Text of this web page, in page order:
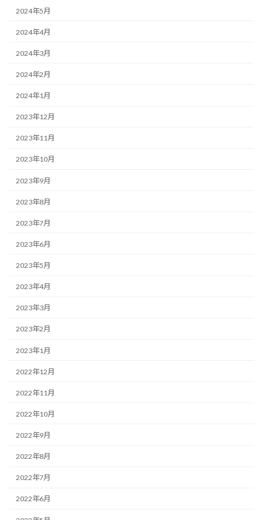
2024年5月
2024年4月
2024年3月
2024年2月
2024年1月
2023年12月
2023年11月
2023年10月
2023年9月
2023年8月
2023年7月
2023年6月
2023年5月
2023年4月
2023年3月
2023年2月
2023年1月
2022年12月
2022年11月
2022年10月
2022年9月
2022年8月
2022年7月
2022年6月